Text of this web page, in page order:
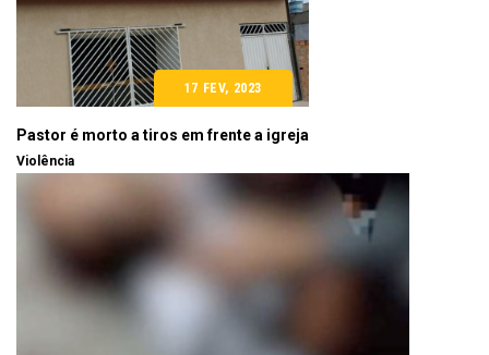
17 FEV, 2023
Pastor é morto a tiros em frente a igreja
Violência